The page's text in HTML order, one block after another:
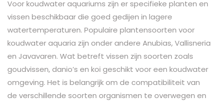
Voor koudwater aquariums zijn er specifieke planten en
vissen beschikbaar die goed gedijen in lagere
watertemperaturen. Populaire plantensoorten voor
koudwater aquaria zijn onder andere Anubias, Vallisneria
en Javavaren. Wat betreft vissen zijn soorten zoals
goudvissen, danio’s en koi geschikt voor een koudwater
omgeving. Het is belangrijk om de compatibiliteit van
de verschillende soorten organismen te overwegen en